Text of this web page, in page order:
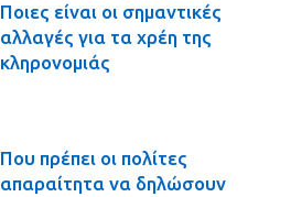
Ποιες είναι οι σημαντικές
αλλαγές για τα χρέη της
κληρονομιάς
Που πρέπει οι πολίτες
απαραίτητα να δηλώσουν